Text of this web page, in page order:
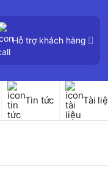
Hỗ trợ khách hàng
Tin tức Tài